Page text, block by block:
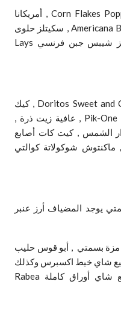
الخبر كورن فليكس بوبن فليك Corn Flakes Poppins , أمريكانا
بسكويت كوكيز ازرق Americana Butter Cookies , سكيتلز حلوى
فواكه Skittles Fruits Cardies , ليز شيبس جبن فرنسي Lays
دوريتوس شيبس فلفل Doritos Sweet and Chili Pepper , كيك
يمامة غندور , بك ون ويفر شوكولاتة Pik-One , عافية زيت ذرة ,
الشمس , كيت كات أصابع
ويفر شوكو KitKat Wafer Choco , ماكنتوش شوكولاتة كوالتي
يوجد المضياف أرز عنبر
مزة بسمتي , أبو قوس حليب
شاي خيط اكسبرس وكذلك
ربيع شاي أخضر خيط و كذلك ربيع شاي أوراق كاملة Rabea